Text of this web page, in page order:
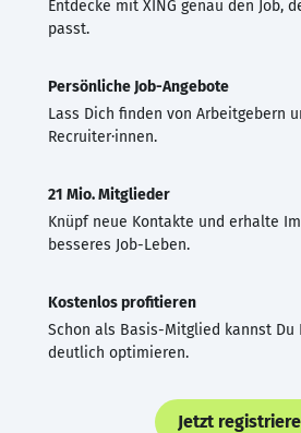
Entdecke mit XING genau den Job,
passt.
Persönliche Job-Angebote
Lass Dich finden von Arbeitgebern
Recruiter·innen.
21 Mio. Mitglieder
Knüpf neue Kontakte und erhalte
besseres Job-Leben.
Kostenlos profitieren
Schon als Basis-Mitglied kannst Du
deutlich optimieren.
Jetzt